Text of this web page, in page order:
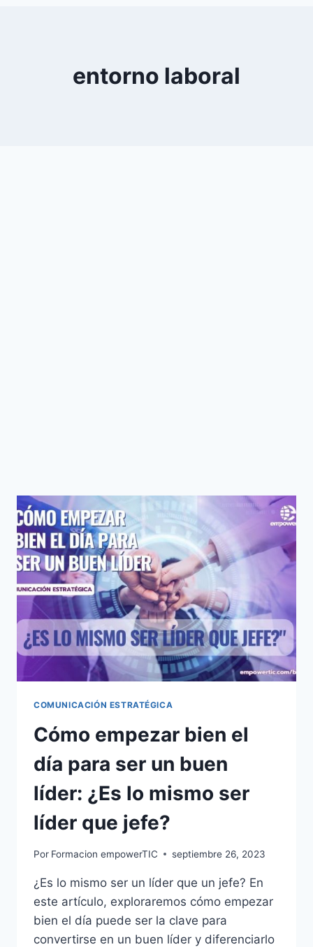
entorno laboral
COMUNICACIÓN ESTRATÉGICA
Cómo empezar bien el
día para ser un buen
líder: ¿Es lo mismo ser
líder que jefe?
Por Formacion empowerTIC septiembre 26, 2023
¿Es lo mismo ser un líder que un jefe? En
este artículo, exploraremos cómo empezar
bien el día puede ser la clave para
convertirse en un buen líder y diferenciarlo